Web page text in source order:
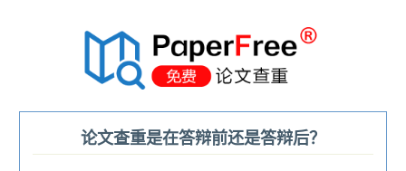
论文查重是在答辩前还是答辩后？